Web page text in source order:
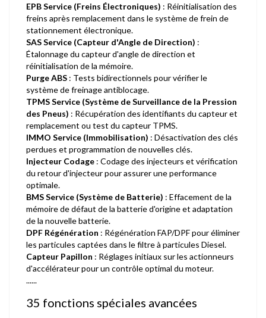
EPB Service (Freins Électroniques) : Réinitialisation des
freins après remplacement dans le système de frein de
stationnement électronique.
SAS Service (Capteur d'Angle de Direction) :
Étalonnage du capteur d'angle de direction et
réinitialisation de la mémoire.
Purge ABS : Tests bidirectionnels pour vérifier le
système de freinage antiblocage.
TPMS Service (Système de Surveillance de la Pression
des Pneus) : Récupération des identifiants du capteur et
remplacement ou test du capteur TPMS.
IMMO Service (Immobilisation) : Désactivation des clés
perdues et programmation de nouvelles clés.
Injecteur Codage : Codage des injecteurs et vérification
du retour d'injecteur pour assurer une performance
optimale.
BMS Service (Système de Batterie) : Effacement de la
mémoire de défaut de la batterie d'origine et adaptation
de la nouvelle batterie.
DPF Régénération : Régénération FAP/DPF pour éliminer
les particules captées dans le filtre à particules Diesel.
Capteur Papillon : Réglages initiaux sur les actionneurs
d'accélérateur pour un contrôle optimal du moteur.
......
35 fonctions spéciales avancées